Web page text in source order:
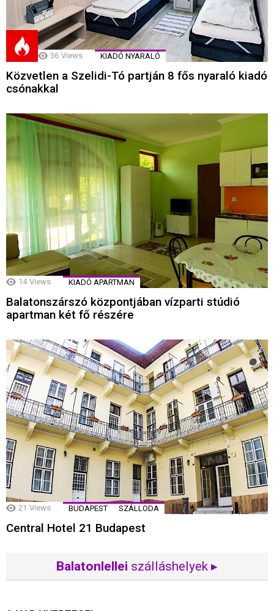
36 Views KIADÓ NYARALÓ
Közvetlen a Szelidi-Tó partján 8 fős nyaraló kiadó
csónakkal
14 Views KIADÓ APARTMAN
Balatonszárszó központjában vízparti stúdió
apartman két fő részére
21 Views BUDAPEST SZÁLLODA
Central Hotel 21 Budapest
Balatonlellei szálláshelyek ▸